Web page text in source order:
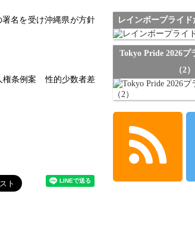
名を受け沖縄県が方針
権条例案 性的少数者差
レインボープライ
Tokyo Pride 2026プ
（2）